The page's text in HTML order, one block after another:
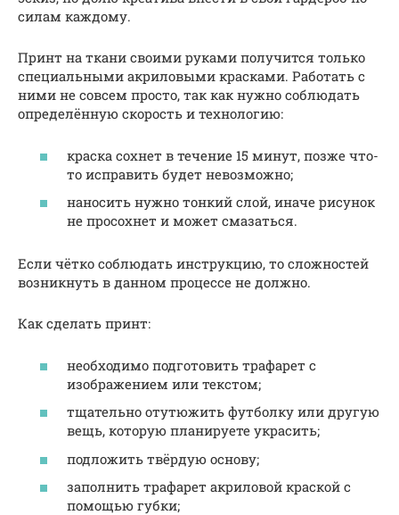
силам каждому.
Принт на ткани своими руками получится только
специальными акриловыми красками. Работать с
ними не совсем просто, так как нужно соблюдать
определённую скорость и технологию:
краска сохнет в течение 15 минут, позже что-
то исправить будет невозможно;
наносить нужно тонкий слой, иначе рисунок
не просохнет и может смазаться.
Если чётко соблюдать инструкцию, то сложностей
возникнуть в данном процессе не должно.
Как сделать принт:
необходимо подготовить трафарет с
изображением или текстом;
тщательно отутюжить футболку или другую
вещь, которую планируете украсить;
подложить твёрдую основу;
заполнить трафарет акриловой краской с
помощью губки;